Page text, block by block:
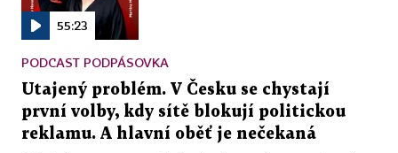
55:23
PODCAST PODPÁSOVKA
Utajený problém. V Česku se chystají
první volby, kdy sítě blokují politickou
reklamu. A hlavní oběť je nečekaná